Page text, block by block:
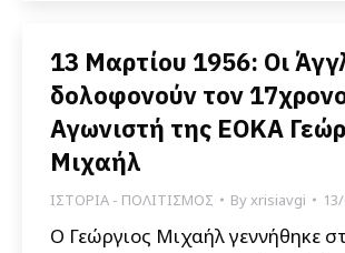
13 Μαρτίου 1956: Οι
δολοφονούν τον
Αγωνιστή της ΕΟΚΑ
Μιχαήλ
ΙΣΤΟΡΙΑ - ΠΟΛΙΤΙΣΜΟΣ Byxrisiavgi
Ο Γεώργιος Μιχαήλ γεννήθηκε